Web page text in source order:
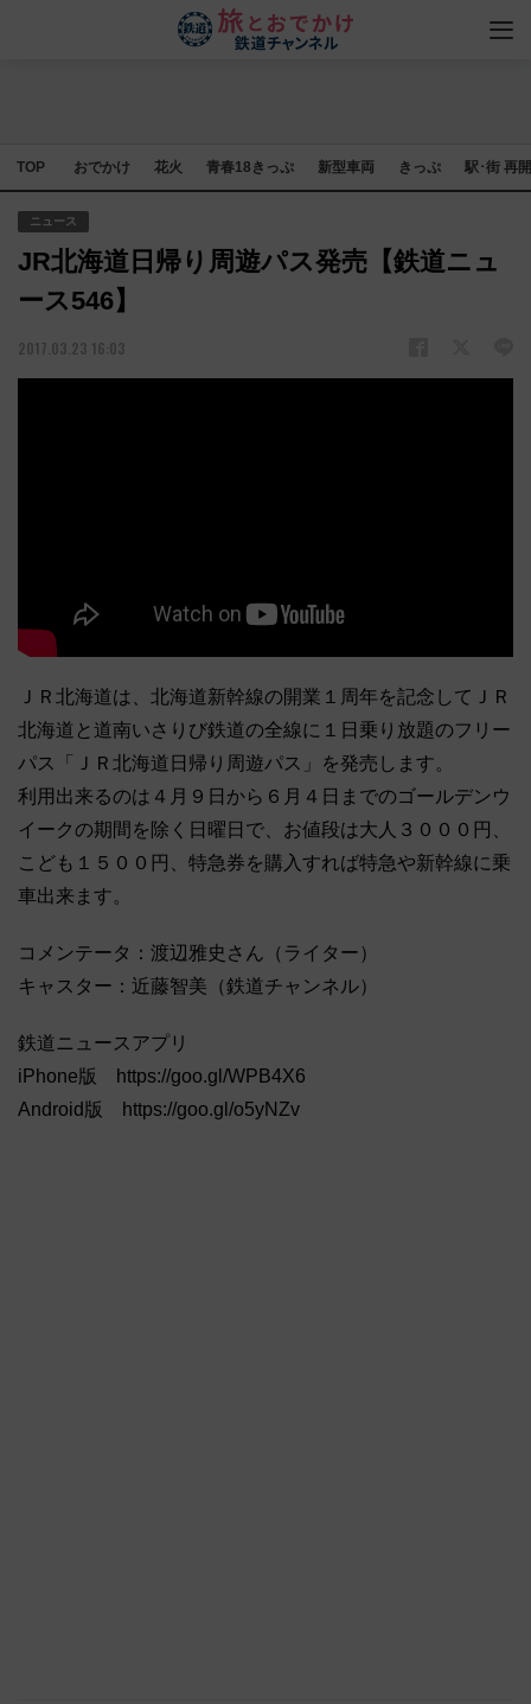
TOP おでかけ 花火 青春18きっぷ 新型車両 きっぷ 駅･街 再
ニュース
JR北海道日帰り周遊パス発売【鉄道ニュ
ース546】
2017.03.23 16:03
ＪＲ北海道は、北海道新幹線の開業１周年を記念してＪＲ
北海道と道南いさりび鉄道の全線に１日乗り放題のフリー
パス「ＪＲ北海道日帰り周遊パス」を発売します。
利用出来るのは４月９日から６月４日までのゴールデンウ
イークの期間を除く日曜日で、お値段は大人３０００円、
こども１５００円、特急券を購入すれば特急や新幹線に乗
車出来ます。
コメンテータ：渡辺雅史さん（ライター）
キャスター：近藤智美（鉄道チャンネル）
鉄道ニュースアプリ
iPhone版 https://goo.gl/WPB4X6
Android版 https://goo.gl/o5yNZv